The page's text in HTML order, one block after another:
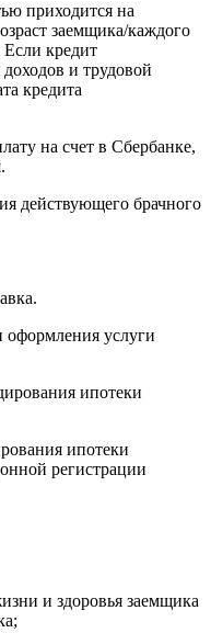
приходится на
заемщика/каждого
кредит
доходов и трудовой
кредита
на счет в Сбербанке,
действующего брачного
услуги
ипотеки
ипотеки
регистрации
и здоровья заемщика